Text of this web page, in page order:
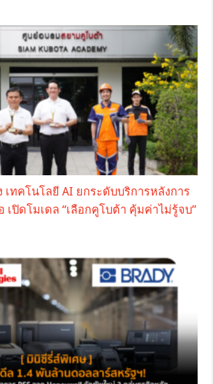
เทคโนโลยี AI ยกระดับบริการหลังการ
เปิดโมเดล “เลือกคูโบต้า คุ้มค่าไม่รู้จบ”